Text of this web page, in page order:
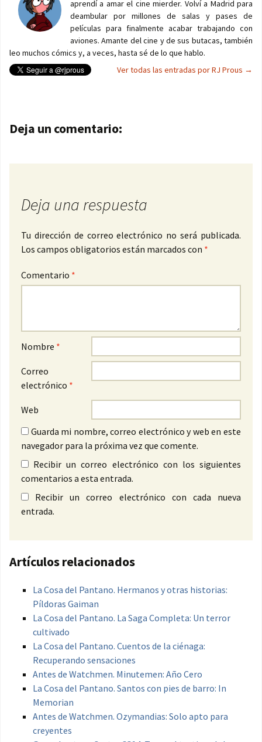
aprendí a amar el cine mierder. Volví a Madrid para
deambular por millones de salas y pases de
películas para finalmente acabar trabajando con
aviones. Amante del cine y de sus butacas, también
leo muchos cómics y, a veces, hasta sé de lo que hablo.
Ver todas las entradas por RJ Prous →
Navegación de entradas
Deja un comentario:
Deja una respuesta
Tu dirección de correo electrónico no será publicada.
Los campos obligatorios están marcados con *
Comentario *
Nombre *
Correo
electrónico *
Web
Guarda mi nombre, correo electrónico y web en este
navegador para la próxima vez que comente.
Recibir un correo electrónico con los siguientes
comentarios a esta entrada.
Recibir un correo electrónico con cada nueva
entrada.
Artículos relacionados
La Cosa del Pantano. Hermanos y otras historias:
Píldoras Gaiman
La Cosa del Pantano. La Saga Completa: Un terror
cultivado
La Cosa del Pantano. Cuentos de la ciénaga:
Recuperando sensaciones
Antes de Watchmen. Minutemen: Año Cero
La Cosa del Pantano. Santos con pies de barro: In
Memorian
Antes de Watchmen. Ozymandias: Solo apto para
creyentes